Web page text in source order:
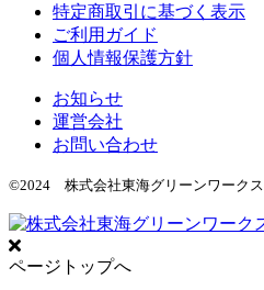
特定商取引に基づく表示
ご利用ガイド
個人情報保護方針
お知らせ
運営会社
お問い合わせ
©2024 株式会社東海グリーンワークス
ページトップへ